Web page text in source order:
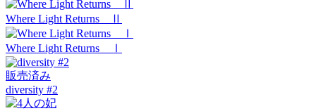
Where Light Returns Ⅱ
Where Light Returns Ⅰ
販売済み
diversity #2